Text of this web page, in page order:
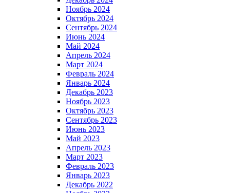
Ноябрь 2024
Октябрь 2024
Сентябрь 2024
Июнь 2024
Май 2024
Апрель 2024
Март 2024
Февраль 2024
Январь 2024
Декабрь 2023
Ноябрь 2023
Октябрь 2023
Сентябрь 2023
Июнь 2023
Май 2023
Апрель 2023
Март 2023
Февраль 2023
Январь 2023
Декабрь 2022